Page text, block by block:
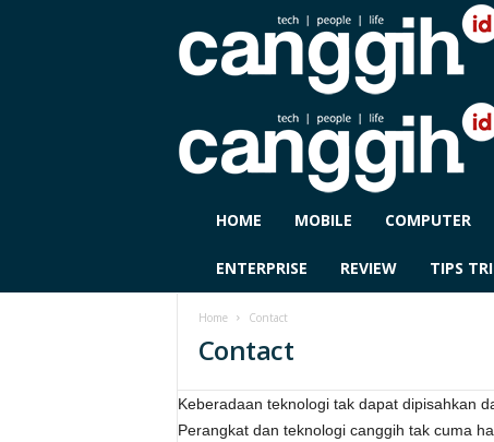
G
D
HOME MOBILE COMPUTER
ENTERPRISE REVIEW TIPS
Home Contact
Contact
Keberadaan teknologi tak dapat dipisahkan
Perangkat dan teknologi canggih tak cuma